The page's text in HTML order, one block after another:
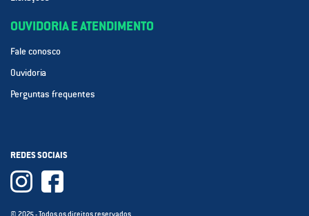
OUVIDORIA E ATENDIMENTO
Fale conosco
Ouvidoria
Perguntas frequentes
REDES SOCIAIS
© 2025 - Todos os direitos reservados